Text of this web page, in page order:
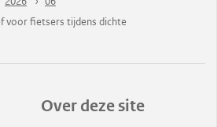
voor fietsers tijdens dichte
Over deze site